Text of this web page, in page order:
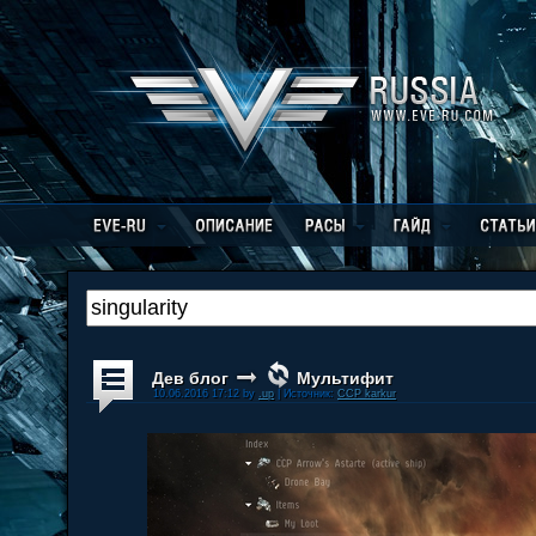
Дев блог Мультифит
10.06.2016 17:12 by .up| Источник: CCP karkur